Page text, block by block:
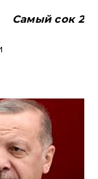
Самый сок 2